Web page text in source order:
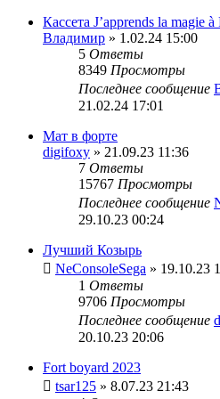
Кассета J’apprends la magie
Владимир » 1.02.24 15:00
5 Ответы
8349 Просмотры
Последнее сообщение
21.02.24 17:01
Мат в форте
digifoxy » 21.09.23 11:36
7 Ответы
15767 Просмотры
Последнее сообщение
29.10.23 00:24
Лучший Козырь
NeConsoleSega » 19.10.23
1 Ответы
9706 Просмотры
Последнее сообщение
20.10.23 20:06
Fort boyard 2023
tsar125 » 8.07.23 21:43